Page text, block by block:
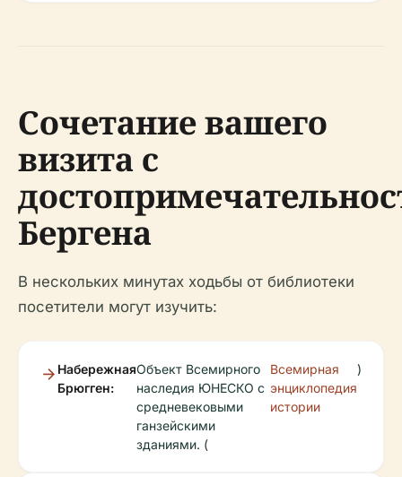
Сочетание вашего
визита с
Бергена
В нескольких минутах ходьбы от библиотеки
посетители могут изучить:
Набережная
Брюгген:
Объект Всемирного
наследия ЮНЕСКО с
средневековыми
ганзейскими
зданиями. (
Всемирная
энциклопедия
истории
)